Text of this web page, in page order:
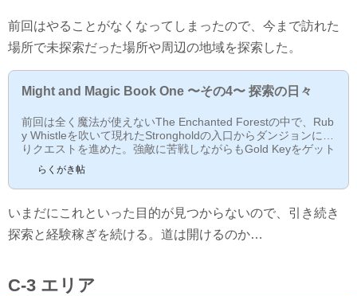
前回はやることがなくなってしまったので、今まで訪れた
場所で未探索だった場所や周辺の地域を探索した。
Might and Magic Book One 〜その4〜 探索の日々
前回は全く魔法が使えないThe Enchanted Forestの中で、Rub
y Whistleを吹いて現れたStrongholdの入口からダンジョンに入
りクエストを進めた。強敵に苦戦しながらもGold Keyをゲット
したが...しかし、その後は何をして良いやら分からなくなっ
た。ここで一旦、行ったことないところの探索と経験稼ぎをす
ることにした。B-1 エリアCastle Blackridge NorthErliquinと同
hもあり、そちらは探索済み。現在そこの王様Lord Hackerのク
エスト受注中。で、こちらも探索してみたのだが、...
らくがき帖
いまだにこれといった目的が見つからないので、引き続き
探索と経験稼ぎを続ける。道は開けるのか…
C-3 エリア